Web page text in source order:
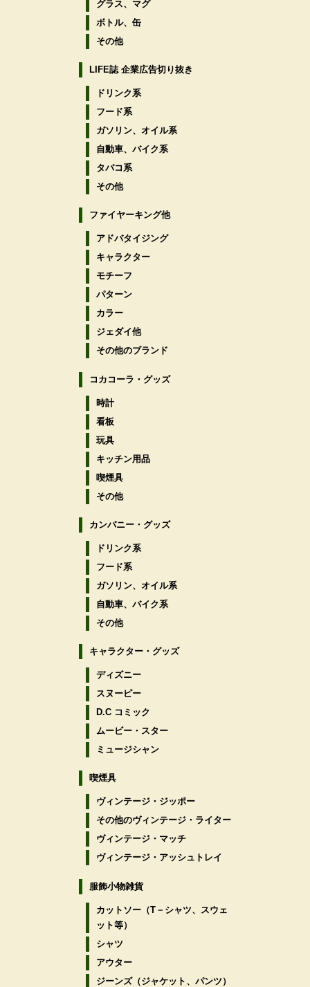
グラス、マグ
ボトル、缶
その他
LIFE誌 企業広告切り抜き
ドリンク系
フード系
ガソリン、オイル系
自動車、バイク系
タバコ系
その他
ファイヤーキング他
アドバタイジング
キャラクター
モチーフ
パターン
カラー
ジェダイ他
その他のブランド
コカコーラ・グッズ
時計
看板
玩具
キッチン用品
喫煙具
その他
カンパニー・グッズ
ドリンク系
フード系
ガソリン、オイル系
自動車、バイク系
その他
キャラクター・グッズ
ディズニー
スヌーピー
D.C コミック
ムービー・スター
ミュージシャン
喫煙具
ヴィンテージ・ジッポー
その他のヴィンテージ・ライター
ヴィンテージ・マッチ
ヴィンテージ・アッシュトレイ
服飾小物雑貨
カットソー（T－シャツ、スウェ
ット等）
シャツ
アウター
ジーンズ（ジャケット、パンツ）